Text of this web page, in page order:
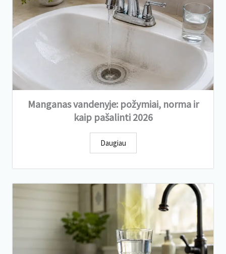
Manganas vandenyje: požymiai, norma ir
kaip pašalinti 2026
Daugiau